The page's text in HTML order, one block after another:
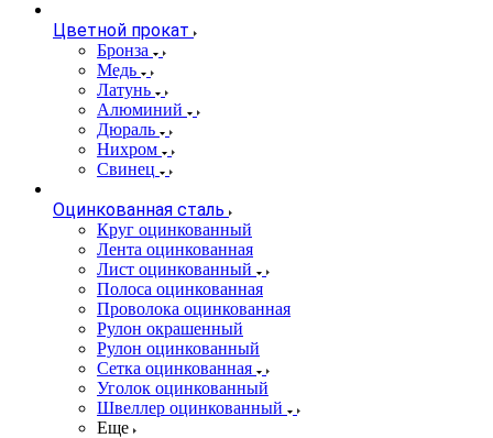
Цветной прокат
Бронза
Медь
Латунь
Алюминий
Дюраль
Нихром
Свинец
Оцинкованная сталь
Круг оцинкованный
Лента оцинкованная
Лист оцинкованный
Полоса оцинкованная
Проволока оцинкованная
Рулон окрашенный
Рулон оцинкованный
Сетка оцинкованная
Уголок оцинкованный
Швеллер оцинкованный
Еще